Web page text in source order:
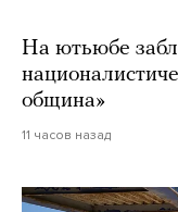
На ютьюбе
община»
11 часов назад